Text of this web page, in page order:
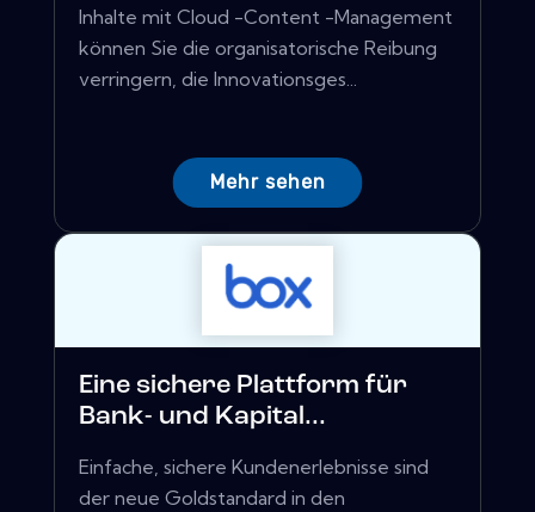
Inhalte mit Cloud -Content -Management
können Sie die organisatorische Reibung
verringern, die Innovationsges...
Mehr sehen
Eine sichere Plattform für
Bank- und Kapital...
Einfache, sichere Kundenerlebnisse sind
der neue Goldstandard in den